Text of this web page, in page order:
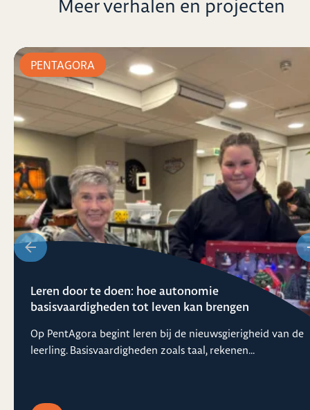
Meer verhalen en projecten
Leren door te doen: hoe autonomie
basisvaardigheden tot leven kan brengen
Op PentAgora begint leren bij de nieuwsgierigheid van de
leerling. Basisvaardigheden zoals taal, rekenen...
PENTAGORA